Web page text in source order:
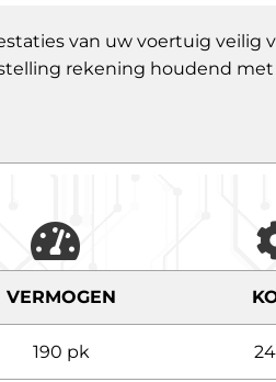
van uw voertuig veilig
rekening houdend
VERMOGEN
190 pk